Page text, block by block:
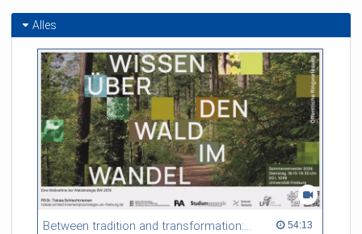
Alles
Between tradition and transformation: how owners, advisers and institutions co-create knowledge for resilient forests in Europe 54:13
54:13 duration